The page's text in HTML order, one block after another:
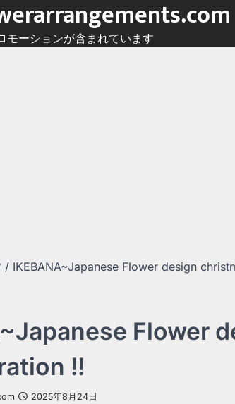
モーションが含まれています
IKEBANA~Japanese Flower design
Flower
!!
2025年8月24日